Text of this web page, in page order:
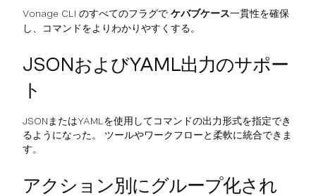
Vonage CLI のすべてのフラグで ケバブケース一貫性を確保
し、コマンドをよりわかりやすくする。
JSONおよびYAML出力のサポー
ト
JSONまたはYAMLを使用してコマンドの出力形式を指定でき
るようになった。 ツールやワークフローと柔軟に統合できま
す。
アクション別にグループ化され